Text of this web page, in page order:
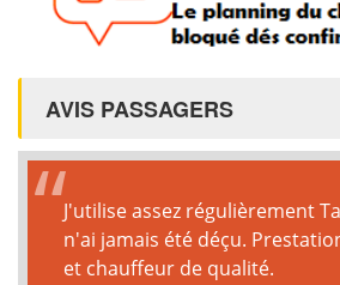
AVIS PASSAGERS